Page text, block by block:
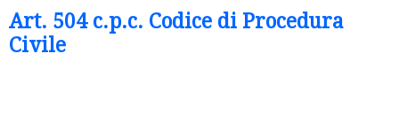
Art. 504 c.p.c. Codice di Procedura
Civile